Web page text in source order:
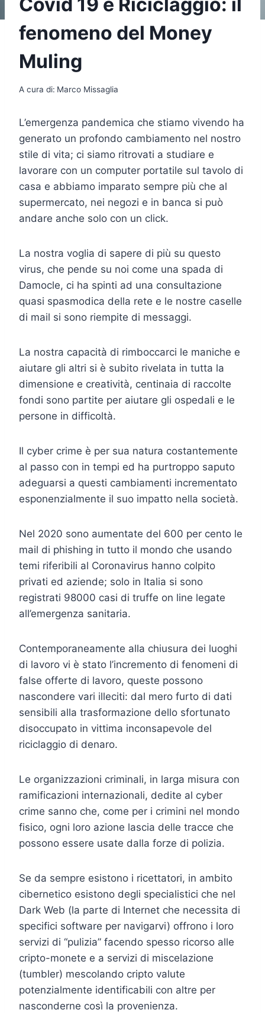
fenomeno del Money
Muling
A cura di: Marco Missaglia
L’emergenza pandemica che stiamo vivendo ha
generato un profondo cambiamento nel nostro
stile di vita; ci siamo ritrovati a studiare e
lavorare con un computer portatile sul tavolo di
casa e abbiamo imparato sempre più che al
supermercato, nei negozi e in banca si può
andare anche solo con un click.
La nostra voglia di sapere di più su questo
virus, che pende su noi come una spada di
Damocle, ci ha spinti ad una consultazione
quasi spasmodica della rete e le nostre caselle
di mail si sono riempite di messaggi.
La nostra capacità di rimboccarci le maniche e
aiutare gli altri si è subito rivelata in tutta la
dimensione e creatività, centinaia di raccolte
fondi sono partite per aiutare gli ospedali e le
persone in difficoltà.
Il cyber crime è per sua natura costantemente
al passo con in tempi ed ha purtroppo saputo
adeguarsi a questi cambiamenti incrementato
esponenzialmente il suo impatto nella società.
Nel 2020 sono aumentate del 600 per cento le
mail di phishing in tutto il mondo che usando
temi riferibili al Coronavirus hanno colpito
privati ed aziende; solo in Italia si sono
registrati 98000 casi di truffe on line legate
all’emergenza sanitaria.
Contemporaneamente alla chiusura dei luoghi
di lavoro vi è stato l’incremento di fenomeni di
false offerte di lavoro, queste possono
nascondere vari illeciti: dal mero furto di dati
sensibili alla trasformazione dello sfortunato
disoccupato in vittima inconsapevole del
riciclaggio di denaro.
Le organizzazioni criminali, in larga misura con
ramificazioni internazionali, dedite al cyber
crime sanno che, come per i crimini nel mondo
fisico, ogni loro azione lascia delle tracce che
possono essere usate dalla forze di polizia.
Se da sempre esistono i ricettatori, in ambito
cibernetico esistono degli specialistici che nel
Dark Web (la parte di Internet che necessita di
specifici software per navigarvi) offrono i loro
servizi di “pulizia” facendo spesso ricorso alle
cripto-monete e a servizi di miscelazione
(tumbler) mescolando cripto valute
potenzialmente identificabili con altre per
nasconderne così la provenienza.